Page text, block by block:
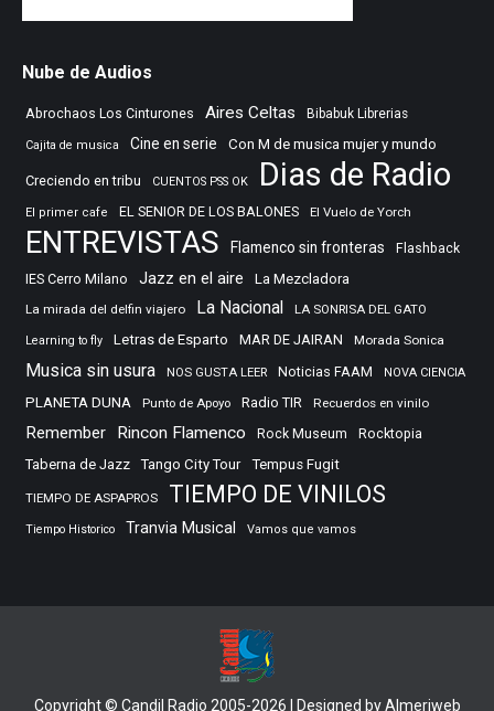
Nube de Audios
Abrochaos Los Cinturones Aires Celtas Bibabuk Librerias
Cajita de musica Cine en serie Con M de musica mujer y mundo
Creciendo en tribu CUENTOS PSS OK Dias de Radio
El primer cafe EL SENIOR DE LOS BALONES El Vuelo de Yorch
ENTREVISTAS Flamenco sin fronteras Flashback
IES Cerro Milano Jazz en el aire La Mezcladora
La mirada del delfin viajero La Nacional LA SONRISA DEL GATO
Learning to fly Letras de Esparto MAR DE JAIRAN Morada Sonica
Musica sin usura NOS GUSTA LEER Noticias FAAM NOVA CIENCIA
PLANETA DUNA Punto de Apoyo Radio TIR Recuerdos en vinilo
Remember Rincon Flamenco Rock Museum
Rocktopia
Taberna de Jazz
Tango City Tour Tempus Fugit
TIEMPO DE ASPAPROS TIEMPO DE VINILOS
Tiempo Historico Tranvia Musical Vamos que vamos
Copyright © Candil Radio 2005-2026 | Designed by Almeriweb